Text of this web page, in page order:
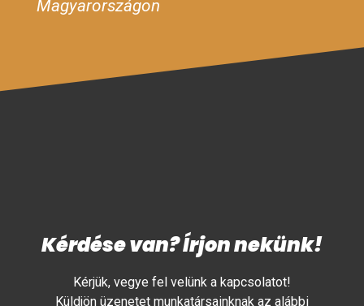
Magyarországon
Kérdése van? Írjon nekünk!
Kérjük, vegye fel velünk a kapcsolatot!
Küldjön üzenetet munkatársainknak az alábbi